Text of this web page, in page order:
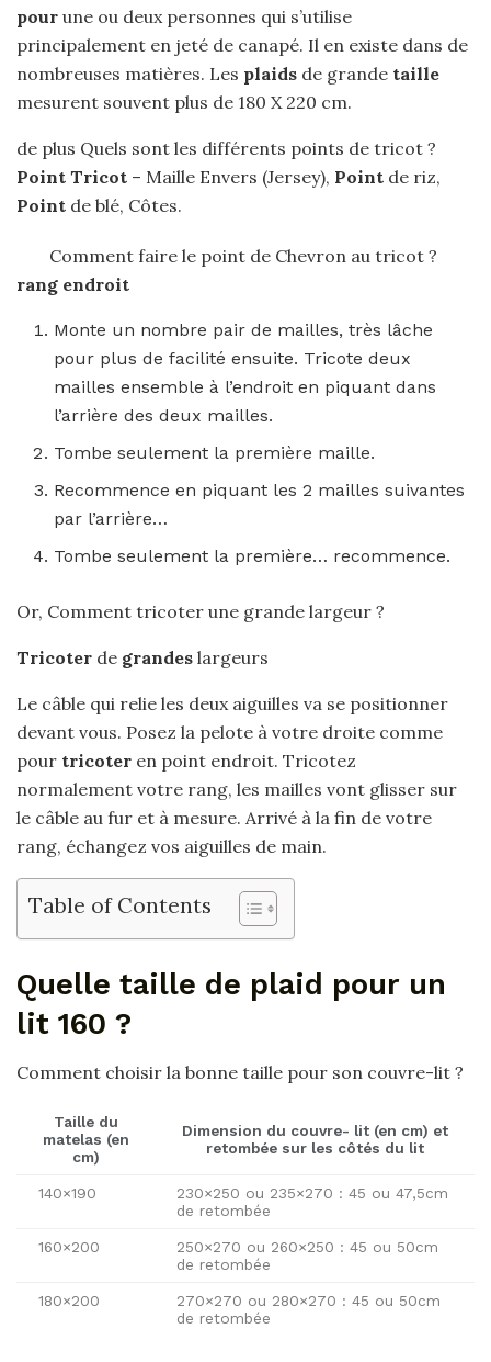
pour une ou deux personnes qui s’utilise
principalement en jeté de canapé. Il en existe dans de
nombreuses matières. Les plaids de grande taille
mesurent souvent plus de 180 X 220 cm.
de plus Quels sont les différents points de tricot ?
Point Tricot – Maille Envers (Jersey), Point de riz,
Point de blé, Côtes.
Comment faire le point de Chevron au tricot ?
rang endroit
Monte un nombre pair de mailles, très lâche
pour plus de facilité ensuite. Tricote deux
mailles ensemble à l’endroit en piquant dans
l’arrière des deux mailles.
Tombe seulement la première maille.
Recommence en piquant les 2 mailles suivantes
par l’arrière…
Tombe seulement la première… recommence.
Or, Comment tricoter une grande largeur ?
Tricoter de grandes largeurs
Le câble qui relie les deux aiguilles va se positionner
devant vous. Posez la pelote à votre droite comme
pour tricoter en point endroit. Tricotez
normalement votre rang, les mailles vont glisser sur
le câble au fur et à mesure. Arrivé à la fin de votre
rang, échangez vos aiguilles de main.
Table of Contents
Quelle taille de plaid pour un
lit 160 ?
Comment choisir la bonne taille pour son couvre-lit ?
Taille du
matelas (en
cm)
Dimension du couvre- lit (en cm) et
retombée sur les côtés du lit
140×190
230×250 ou 235×270 : 45 ou 47,5cm
de retombée
160×200
250×270 ou 260×250 : 45 ou 50cm
de retombée
180×200
270×270 ou 280×270 : 45 ou 50cm
de retombée